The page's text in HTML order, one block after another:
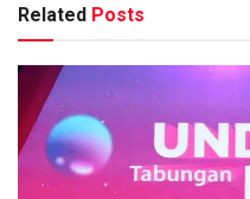
Related Posts